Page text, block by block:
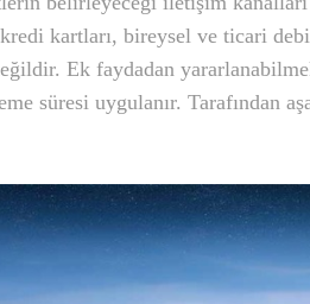
kartları, bireysel ve ticari
Ek faydadan
süresi uygulanır. Tarafından